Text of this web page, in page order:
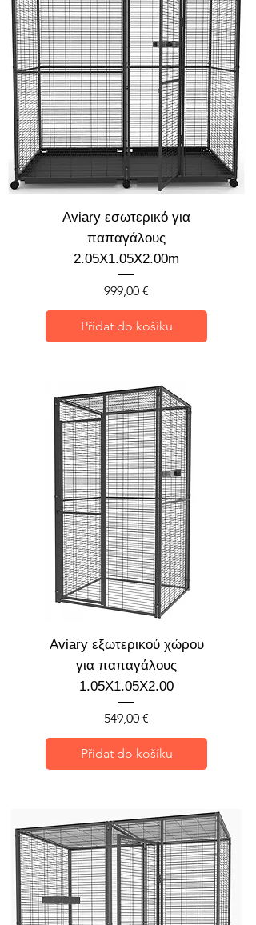
Aviary εσωτερικό για
παπαγάλους
2.05X1.05X2.00m
Cena
999,00 €
Přidat do košíku
Aviary εξωτερικού χώρου
για παπαγάλους
1.05X1.05X2.00
Cena
549,00 €
Přidat do košíku